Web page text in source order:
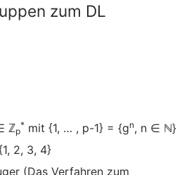
zum DL
ℤp
* mit {1, … , p-1} = {gn, n ∈ ℕ}
2, 3, 4}
(Das Verfahren zum